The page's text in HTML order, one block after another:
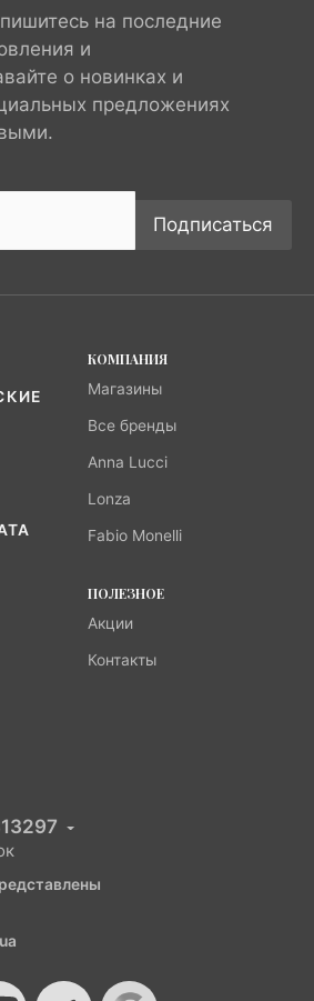
на последние
и
о новинках и
предложениях
Подписаться
КОМПАНИЯ
Магазины
Все бренды
Anna Lucci
Lonza
Fabio Monelli
ПОЛЕЗНОЕ
Акции
Контакты